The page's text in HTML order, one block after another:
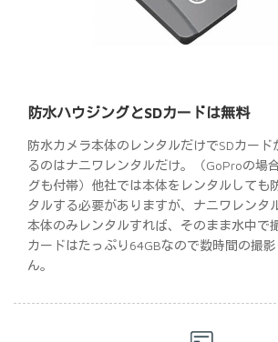
防水ハウジングとSDカードは無料
防水カメラ本体のレンタルだけでSDカード
るのはナニワレンタルだけ。（GoProの場
グも付帯）他社では本体をレンタルしても
タルする必要がありますが、ナニワレンタ
本体のみレンタルすれば、そのまま水中で
カードはたっぷり64GBなので数時間の撮
ん。